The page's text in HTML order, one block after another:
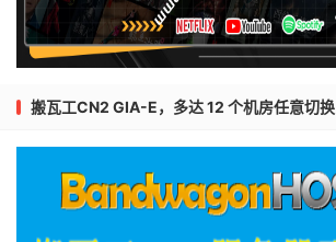
搬瓦工CN2 GIA-E，多达 12 个机房任意切换